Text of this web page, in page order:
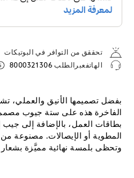
تحققق من التوافر في البوتيكات
الهاتفعبرالطلب 8000321306
بفضل تصميمها الأنيق والعملي،
الفاخرة هذه على ستة جيوب
بطاقات العمل، بالإضافة إلى
المطوية أو الإيصالات. مصنوعة
وتحظى بلمسة نهائية مميَّزة